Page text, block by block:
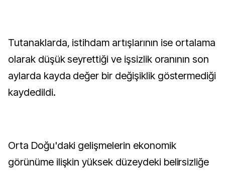
Tutanaklarda, istihdam artışlarının ise ortalama
olarak düşük seyrettiği ve işsizlik oranının son
aylarda kayda değer bir değişiklik göstermediği
kaydedildi.
Orta Doğu'daki gelişmelerin ekonomik
görünüme ilişkin yüksek düzeydeki belirsizliğe